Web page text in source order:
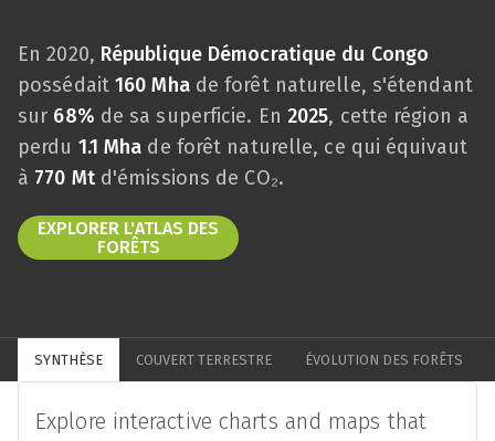
En 2020, République Démocratique du Congo
possédait 160 Mhade forêt naturelle, s'étendant
sur 68% de sa superficie. En 2025, cette région a
perdu 1.1 Mha de forêt naturelle, ce qui équivaut
à 770 Mtd'émissions de CO₂.
EXPLORER L'ATLAS DES
FORÊTS
SYNTHÈSE COUVERT TERRESTRE ÉVOLUTION DES FORÊTS
Explore interactive charts and maps that